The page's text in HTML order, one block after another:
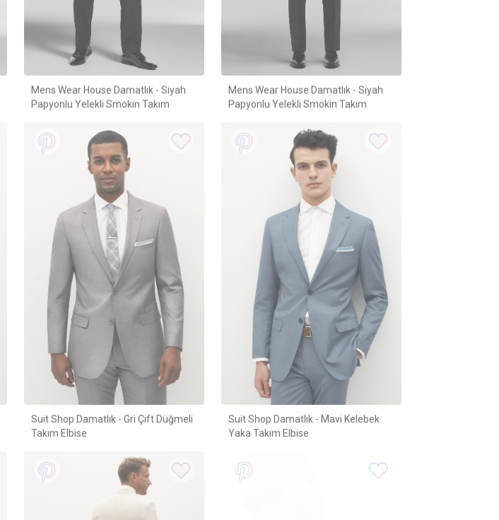
Mens Wear House Damatlık - Siyah
Papyonlu Yelekli Smokin Takım
Mens Wear House Damatlık - Siyah
Papyonlu Yelekli Smokin Takım
Suit Shop Damatlık - Gri Çift Düğmeli
Takım Elbise
Suit Shop Damatlık - Mavi Kelebek
Yaka Takım Elbise